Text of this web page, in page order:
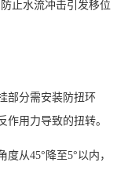
止水流冲击引发移位
部分需安装防扭环
作用力导致的扭转。
度从45°降至5°以内，